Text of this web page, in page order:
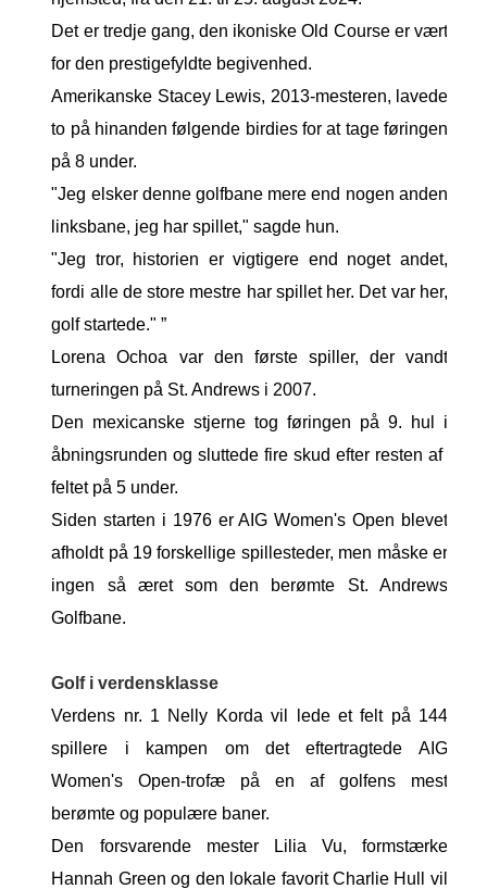
Det er tredje gang, den ikoniske Old Course er vært
for den prestigefyldte begivenhed.
Amerikanske Stacey Lewis, 2013-mesteren, lavede
to på hinanden følgende birdies for at tage føringen
på 8 under.
"Jeg elsker denne golfbane mere end nogen anden
linksbane, jeg har spillet," sagde hun.
"Jeg tror, ​​historien er vigtigere end noget andet,
fordi alle de store mestre har spillet her. Det var her,
golf startede." ”
Lorena Ochoa var den første spiller, der vandt
turneringen på St. Andrews i 2007.
Den mexicanske stjerne tog føringen på 9. hul i
åbningsrunden og sluttede fire skud efter resten af ​​
feltet på 5 under.
Siden starten i 1976 er AIG Women's Open blevet
afholdt på 19 forskellige spillesteder, men måske er
ingen så æret som den berømte St. Andrews
Golfbane.
Golf i verdensklasse
Verdens nr. 1 Nelly Korda vil lede et felt på 144
spillere i kampen om det eftertragtede AIG
Women's Open-trofæ på en af ​​golfens mest
berømte og populære baner.
Den forsvarende mester Lilia Vu, formstærke
Hannah Green og den lokale favorit Charlie Hull vil